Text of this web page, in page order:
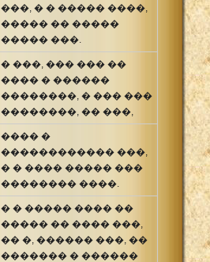
���, � � ����� ����,
����� �� �����
����� ���.
� ���, ��� ��� ��
���� � ������
��������, � ��� ���
��������, �� ���,
���� �
������������ ���,
� � ���� ����� ���
�������� ����.
� � ����� ���� ��
����� �� ���� ���,
�� �, ������ ���, ��
������� � ������